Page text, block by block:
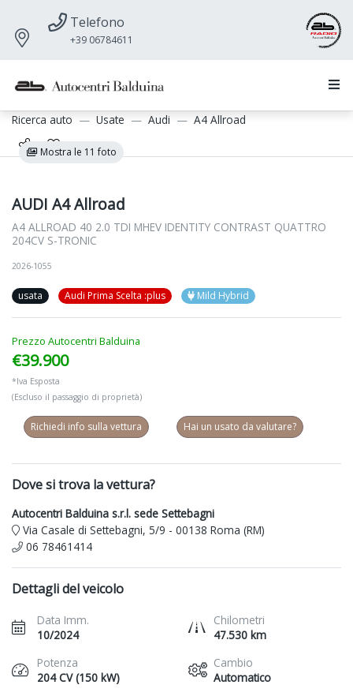
Telefono
+39 06784611
Ricerca auto Usate Audi A4 Allroad
Mostra le 11 foto
AUDI A4 Allroad
A4 ALLROAD 40 2.0 TDI MHEV IDENTITY CONTRAST QUATTRO
204CV S-TRONIC
2026-1055
usata Audi Prima Scelta :plus Mild Hybrid
Prezzo Autocentri Balduina
€39.900
*Iva Esposta
(Escluso il passaggio di proprietà)
Richiedi info sulla vettura Hai un usato da valutare?
Dove si trova la vettura?
Autocentri Balduina s.r.l. sede Settebagni
Via Casale di Settebagni, 5/9 - 00138 Roma (RM)
06 78461414
Dettagli del veicolo
Data Imm.
10/2024
Chilometri
47.530 km
Potenza
204 CV (150 kW)
Cambio
Automatico